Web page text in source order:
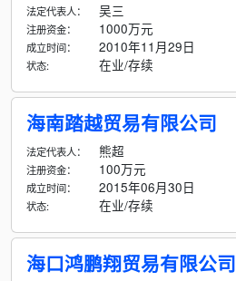
法定代表人： 吴三
注册资金： 1000万元
成立时间： 2010年11月29日
状态: 在业/存续
海南踏越贸易有限公司
法定代表人： 熊超
注册资金： 100万元
成立时间： 2015年06月30日
状态: 在业/存续
海口鸿鹏翔贸易有限公司